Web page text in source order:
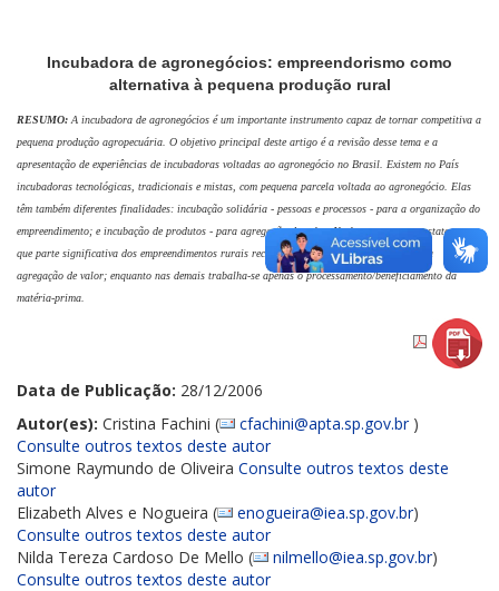
Incubadora de agronegócios: empreendorismo como
alternativa à pequena produção rural
RESUMO: A incubadora de agronegócios é um importante instrumento capaz de tornar competitiva a
pequena produção agropecuária. O objetivo principal deste artigo é a revisão desse tema e a
apresentação de experiências de incubadoras voltadas ao agronegócio no Brasil. Existem no País
incubadoras tecnológicas, tradicionais e mistas, com pequena parcela voltada ao agronegócio. Elas
têm também diferentes finalidades: incubação solidária - pessoas e processos - para a organização do
empreendimento; e incubação de produtos - para agregação de valor. No levantamentoconstatou-se
que parte significativa dos empreendimentos rurais recebe monitoramento na produção e na
agregação de valor; enquanto nas demais trabalha-se apenas o processamento/beneficiamento da
matéria-prima.
Data de Publicação: 28/12/2006
Autor(es): Cristina Fachini ( cfachini@apta.sp.gov.br )
Consulte outros textos deste autor
Simone Raymundo de Oliveira Consulte outros textos deste
autor
Elizabeth Alves e Nogueira (
enogueira@iea.sp.gov.br)
Consulte outros textos deste autor
Nilda Tereza Cardoso De Mello (
nilmello@iea.sp.gov.br)
Consulte outros textos deste autor